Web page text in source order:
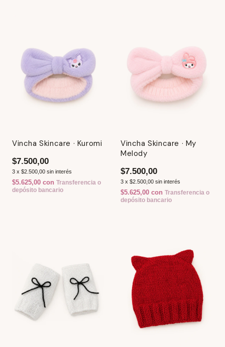
Vincha Skincare · Kuromi
$7.500,00
3 x $2.500,00 sin interés
$5.625,00 con Transferencia o
depósito bancario
Vincha Skincare · My
Melody
$7.500,00
3 x $2.500,00 sin interés
$5.625,00 con Transferencia o
depósito bancario